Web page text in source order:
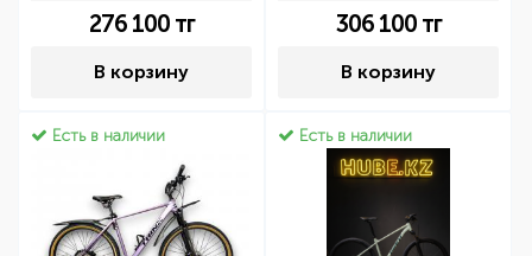
276 100тг
В корзину
306 100тг
В корзину
Есть в наличии Есть в наличии